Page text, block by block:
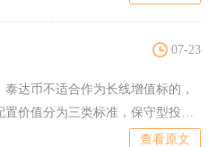
07-23
泰达币不适合作为长线增值标的，
置价值分为三类标准，保守型投资
查看原文